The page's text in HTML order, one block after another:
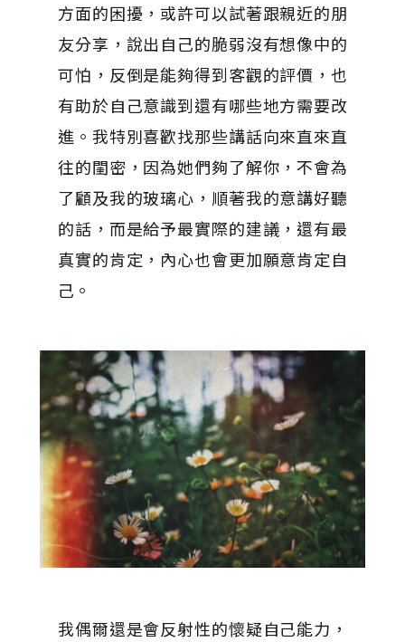
方面的困擾，或許可以試著跟親近的朋
友分享，說出自己的脆弱沒有想像中的
可怕，反倒是能夠得到客觀的評價，也
有助於自己意識到還有哪些地方需要改
進。我特別喜歡找那些講話向來直來直
往的閨密，因為她們夠了解你，不會為
了顧及我的玻璃心，順著我的意講好聽
的話，而是給予最實際的建議，還有最
真實的肯定，內心也會更加願意肯定自
己。
我偶爾還是會反射性的懷疑自己能力，